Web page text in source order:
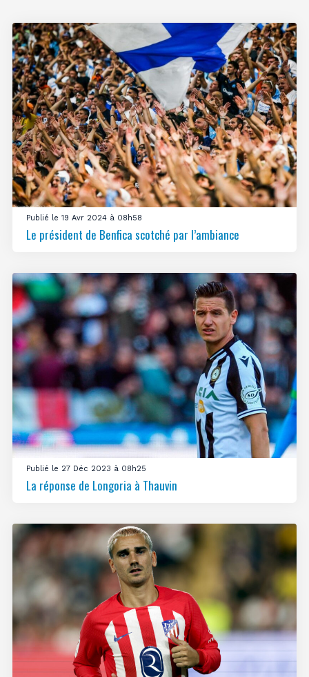
Publié le 19 Avr 2024 à 08h58
Le président de Benfica scotché par l’ambiance
Publié le 27 Déc 2023 à 08h25
La réponse de Longoria à Thauvin